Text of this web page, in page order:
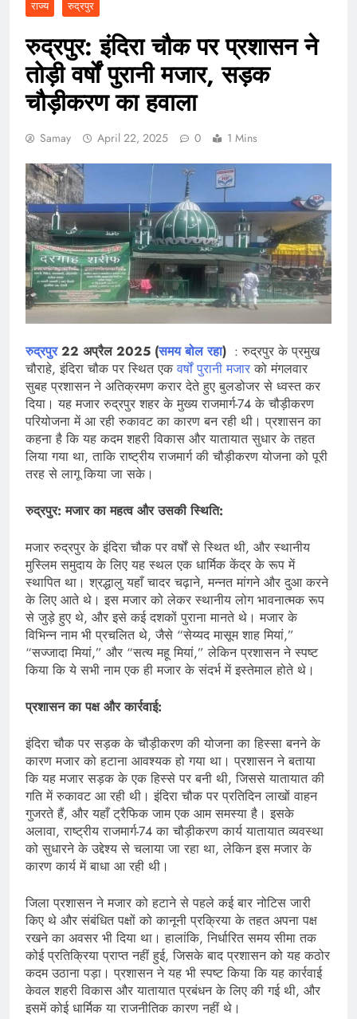
राज्य रुद्रपुर
रुद्रपुर: इंदिरा चौक पर प्रशासन ने
तोड़ी वर्षों पुरानी मजार, सड़क
चौड़ीकरण का हवाला
Samay April 22, 2025 0 1 Mins
रुद्रपुर22 अप्रैल 2025 (समय बोल रहा) : रुद्रपुर के प्रमुख
चौराहे, इंदिरा चौक पर स्थित एकवर्षों पुरानी मजारको मंगलवार
सुबह प्रशासन ने अतिक्रमण करार देते हुए बुलडोजर से ध्वस्त कर
दिया। यह मजार रुद्रपुर शहर के मुख्य राजमार्ग-74 के चौड़ीकरण
परियोजना में आ रही रुकावट का कारण बन रही थी। प्रशासन का
कहना है कि यह कदम शहरी विकास और यातायात सुधार के तहत
लिया गया था, ताकि राष्ट्रीय राजमार्ग की चौड़ीकरण योजना को पूरी
तरह से लागू किया जा सके।
रुद्रपुर: मजार का महत्व और उसकी स्थिति:
मजार रुद्रपुर के इंदिरा चौक पर वर्षों से स्थित थी, और स्थानीय
मुस्लिम समुदाय के लिए यह स्थल एक धार्मिक केंद्र के रूप में
स्थापित था। श्रद्धालु यहाँ चादर चढ़ाने, मन्नत मांगने और दुआ करने
के लिए आते थे। इस मजार को लेकर स्थानीय लोग भावनात्मक रूप
से जुड़े हुए थे, और इसे कई दशकों पुराना मानते थे। मजार के
विभिन्न नाम भी प्रचलित थे, जैसे “सेय्यद मासूम शाह मियां,”
“सज्जादा मियां,” और “सत्य महू मियां,” लेकिन प्रशासन ने स्पष्ट
किया कि ये सभी नाम एक ही मजार के संदर्भ में इस्तेमाल होते थे।
प्रशासन का पक्ष और कार्रवाई:
इंदिरा चौक पर सड़क के चौड़ीकरण की योजना का हिस्सा बनने के
कारण मजार को हटाना आवश्यक हो गया था। प्रशासन ने बताया
कि यह मजार सड़क के एक हिस्से पर बनी थी, जिससे यातायात की
गति में रुकावट आ रही थी। इंदिरा चौक पर प्रतिदिन लाखों वाहन
गुजरते हैं, और यहाँ ट्रैफिक जाम एक आम समस्या है। इसके
अलावा, राष्ट्रीय राजमार्ग-74 का चौड़ीकरण कार्य यातायात व्यवस्था
को सुधारने के उद्देश्य से चलाया जा रहा था, लेकिन इस मजार के
कारण कार्य में बाधा आ रही थी।
जिला प्रशासन ने मजार को हटाने से पहले कई बार नोटिस जारी
किए थे और संबंधित पक्षों को कानूनी प्रक्रिया के तहत अपना पक्ष
रखने का अवसर भी दिया था। हालांकि, निर्धारित समय सीमा तक
कोई प्रतिक्रिया प्राप्त नहीं हुई, जिसके बाद प्रशासन को यह कठोर
कदम उठाना पड़ा। प्रशासन ने यह भी स्पष्ट किया कि यह कार्रवाई
केवल शहरी विकास और यातायात प्रबंधन के लिए की गई थी, और
इसमें कोई धार्मिक या राजनीतिक कारण नहीं थे।